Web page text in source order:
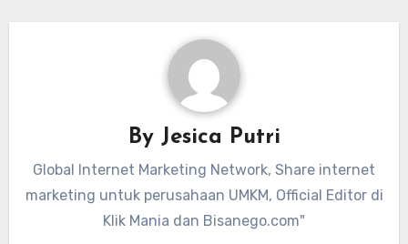
By Jesica Putri
Global Internet Marketing Network, Share internet
marketing untuk perusahaan UMKM, Official Editor di
Klik Mania dan Bisanego.com"